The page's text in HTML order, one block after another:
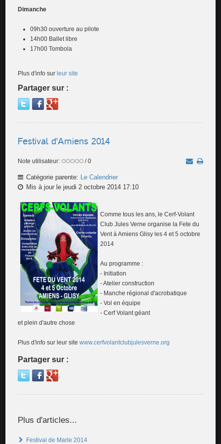
Dimanche
09h30 ouverture au pilote
14h00 Ballet libre
17h00 Tombola
Plus d'info sur leur site
Partager sur :
Festival d'Amiens 2014
Note utilisateur: / 0
Catégorie parente:
Le Calendrier
Mis à jour le jeudi 2 octobre 2014 17:10
Comme tous les ans, le Cerf-Volant
Club Jules Verne organise la Fete du
Vent à Amiens Glisy les 4 et 5 octobre
2014
Au programme :
- Initiation
- Atelier construction
- Manche régional d'acrobatique
- Vol en équipe
- Cerf Volant géant
et plein d'autre chose
Plus d'info sur leur sitewww.cerfvolantclubjulesverne.org
Partager sur :
Plus d'articles...
Festival de Marle 2014